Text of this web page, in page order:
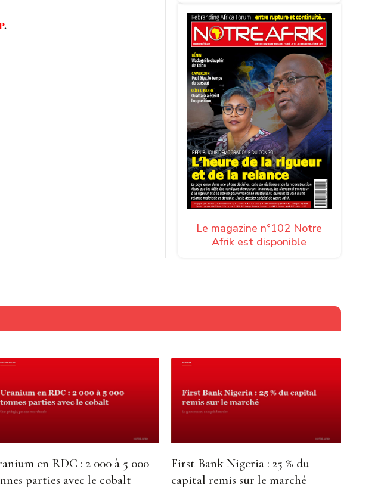
.
Le magazine n°102 Notre
Afrik est disponible
en RDC : 2 000 à 5 000
parties avec le cobalt
First Bank Nigeria : 25 % du
capital remis sur le marché